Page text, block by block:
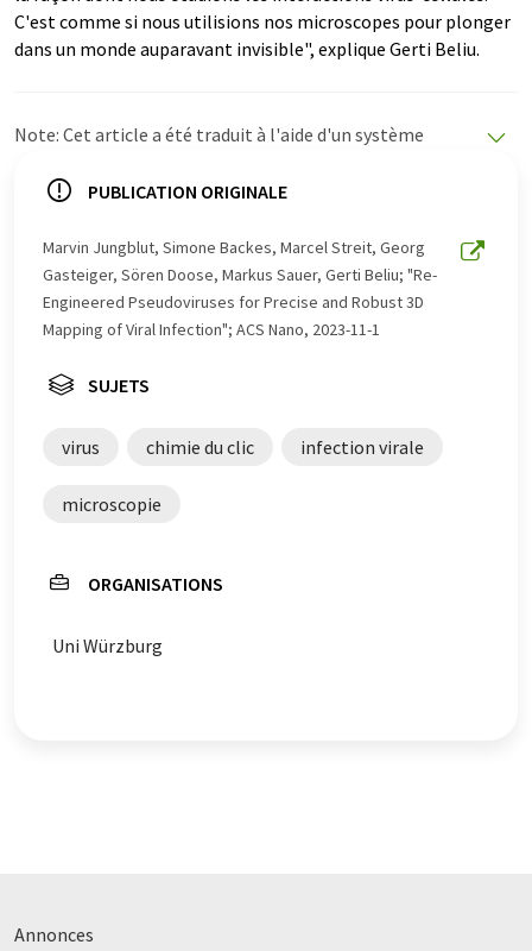
C'est comme si nous utilisions nos microscopes pour plonger
dans un monde auparavant invisible", explique Gerti Beliu.
Note: Cet article a été traduit à l'aide d'un système
propose ces traductions automatiques pour présenter
été traduit avec traduction automatique, il est possible
qu'il contienne des erreurs de vocabulaire, de syntaxe ou
de grammaire. L'article original dans Anglais peut être
trouvéici.
PUBLICATION ORIGINALE
Marvin Jungblut, Simone Backes, Marcel Streit, Georg
Gasteiger, Sören Doose, Markus Sauer, Gerti Beliu; "Re-
Engineered Pseudoviruses for Precise and Robust 3D
Mapping of Viral Infection"; ACS Nano, 2023-11-1
SUJETS
virus chimie du clic infection virale
microscopie
ORGANISATIONS
Uni Würzburg
Annonces